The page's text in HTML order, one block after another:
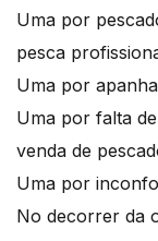
Uma por
pesca
Uma por
Uma por falta
venda de
Uma por
No decorrer da